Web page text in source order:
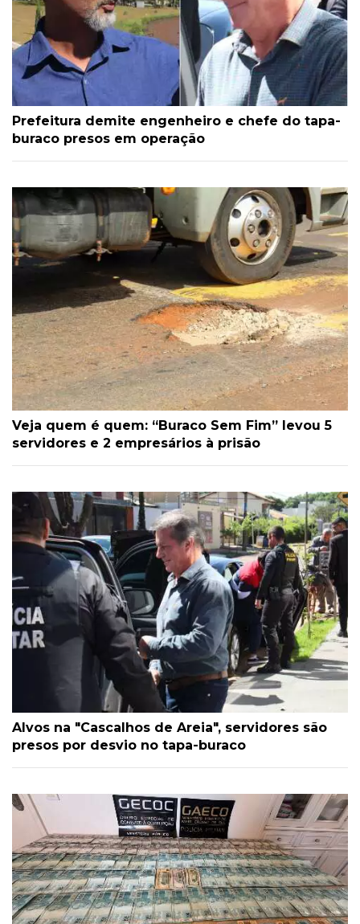
Prefeitura demite engenheiro e chefe do tapa-
buraco presos em operação
Veja quem é quem: “Buraco Sem Fim” levou 5
servidores e 2 empresários à prisão
Alvos na "Cascalhos de Areia", servidores são
presos por desvio no tapa-buraco